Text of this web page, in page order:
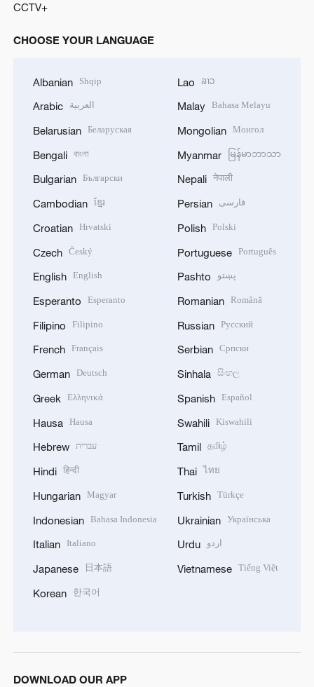
CCTV+
CHOOSE YOUR LANGUAGE
Albanian Shqip
Arabic العربية
Belarusian Беларуская
Bengali বাংলা
Bulgarian Български
Cambodian ខ្មែរ
Croatian Hrvatski
Czech Český
English English
Esperanto Esperanto
Filipino Filipino
French Français
German Deutsch
Greek Ελληνικά
Hausa Hausa
Hebrew עברית
Hindi हिन्दी
Hungarian Magyar
Indonesian Bahasa Indonesia
Italian Italiano
Japanese 日本語
Korean 한국어
Lao ລາວ
Malay Bahasa Melayu
Mongolian Монгол
Myanmar မြန်မာဘာသာ
Nepali नेपाली
Persian فارسی
Polish Polski
Portuguese Português
Pashto پښتو
Romanian Română
Russian Русский
Serbian Српски
Sinhala සිංහල
Spanish Español
Swahili Kiswahili
Tamil தமிழ்
Thai ไทย
Turkish Türkçe
Ukrainian Українська
Urdu اردو
Vietnamese Tiếng Việt
DOWNLOAD OUR APP